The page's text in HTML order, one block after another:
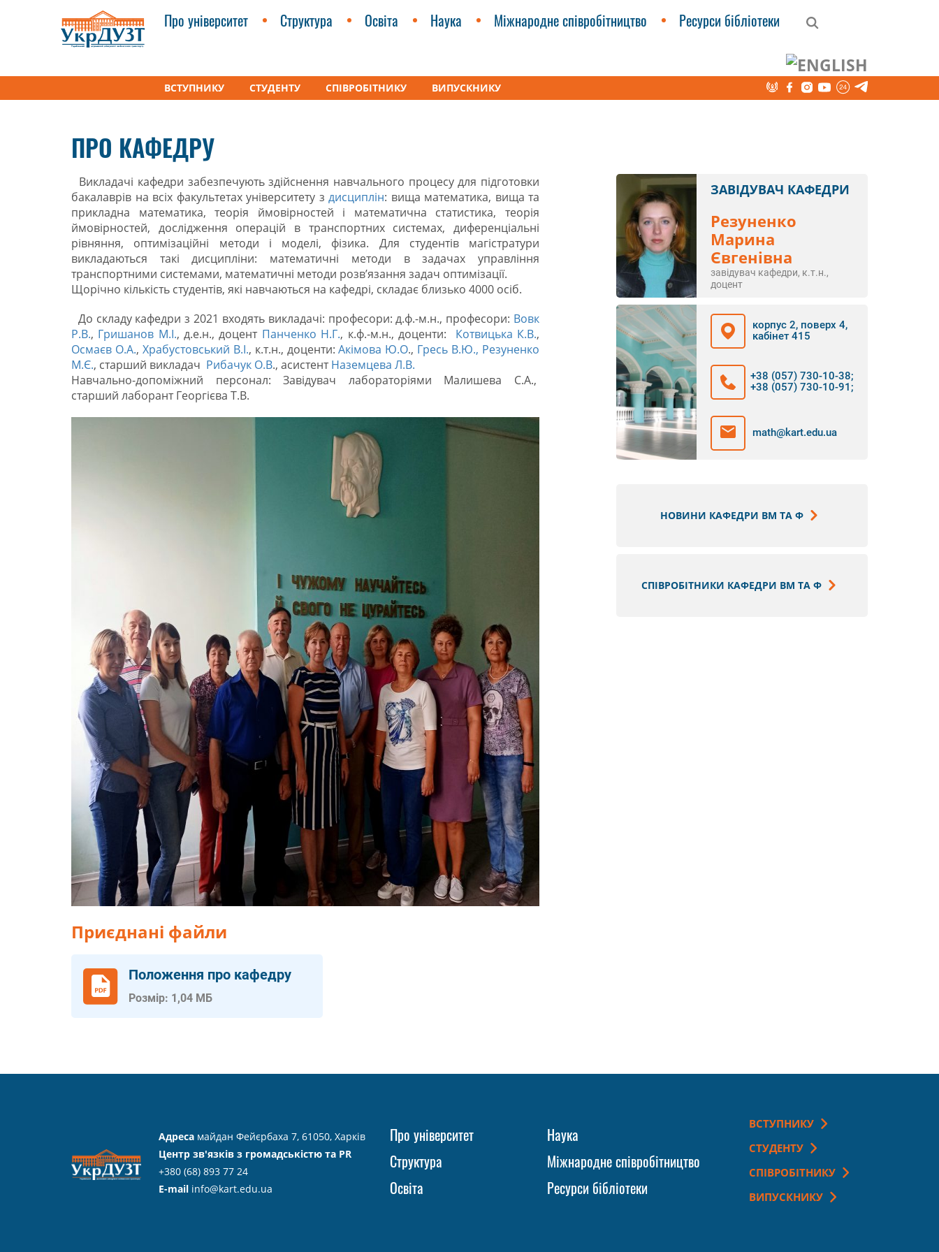
Про університет Структура Освіта Наука Міжнародне співробітництво Ресурси бібліотеки
ВСТУПНИКУ СТУДЕНТУ СПІВРОБІТНИКУ ВИПУСКНИКУ
Факультети Кафедра «Вища математика та фізика» Про кафедру
ПРО КАФЕДРУ
ЗАВІДУВАЧ КАФЕДРИ
Резуненко
Марина
Євгенівна
завідувач кафедри, к.т.н.,
доцент
корпус 2, поверх 4,
кабінет 415
+38 (057) 730-10-38;
+38 (057) 730-10-91 ;
math@kart.edu.ua
НОВИНИ КАФЕДРИ ВМ ТА Ф
СПІВРОБІТНИКИ КАФЕДРИ ВМ ТА Ф
Викладачі кафедри забезпечують здійснення навчального процесу для підготовки
бакалаврів на всіх факультетах університету з дисциплін: вища математика, вища та
прикладна математика, теорія ймовірностей і математична статистика, теорія
ймовірностей, дослідження операцій в транспортних системах, диференціальні
рівняння, оптимізаційні методи і моделі, фізика. Для студентів магістратури
викладаються такі дисципліни: математичні методи в задачах управління
транспортними системами, математичні методи розв’язання задач оптимізації.
Щoрічно кількість студентів, які навчаються на кафедрі, складає близько 4000 осіб.
До складу кафедри з 2021 входять викладачі: професори: д.ф.-м.н., професори: Вовк
Р.В., Гришанов М.І., д.е.н., доцент Панченко Н.Г., к.ф.-м.н., доценти: Котвицька К.В.,
Осмаєв О.А., Храбустовський В.І., к.т.н., доценти:Акімова Ю.О., Гресь В.Ю., Резуненко
М.Є., старший викладач Рибачук О.В., асистентНаземцева Л.В.
Навчально-допоміжний персонал: Завідувач лабораторіями Малишева С.А.,
старший лаборант Георгієва Т.В.
Приєднані файли
Положення про кафедру
Розмір: 1,04 МБ
Адреса майдан Фейєрбаха 7, 61050, Харків
Центр зв'язків з громадськістю та PR
+380 (68) 893 77 24
E-mail info@kart.edu.ua
Про університет
Структура
Освіта
Наука
Міжнародне співробітництво
Ресурси бібліотеки
ВСТУПНИКУ
СТУДЕНТУ
СПІВРОБІТНИКУ
ВИПУСКНИКУ